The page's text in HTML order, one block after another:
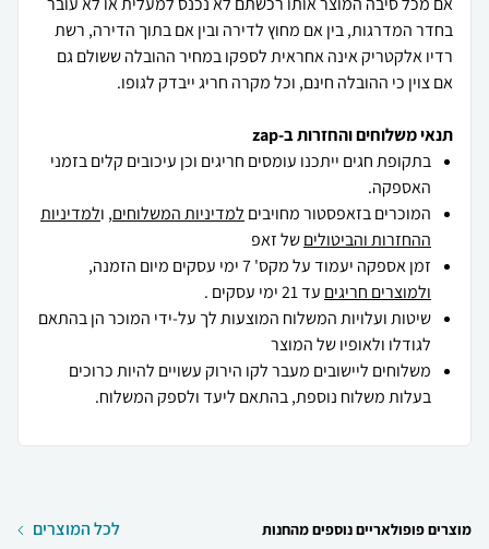
בחדר המדרגות, בין אם מחוץ לדירה ובין אם בתוך הדירה, רשת
רדיו אלקטריק אינה אחראית לספקו במחיר ההובלה ששולם גם
אם צוין כי ההובלה חינם, וכל מקרה חריג ייבדק לגופו.
תנאי משלוחים והחזרות ב-zap
בתקופת חגים ייתכנו עומסים חריגים וכן עיכובים קלים בזמני
האספקה.
המוכרים בזאפסטור מחויבים למדיניות המשלוחים, ולמדיניות
ההחזרות והביטוליםשל זאפ
זמן אספקה יעמוד על מקס' 7 ימי עסקים מיום הזמנה,
ולמוצרים חריגים עד 21 ימי עסקים .
שיטות ועלויות המשלוח המוצעות לך על-ידי המוכר הן בהתאם
לגודלו ולאופיו של המוצר
משלוחים ליישובים מעבר לקו הירוק עשויים להיות כרוכים
בעלות משלוח נוספת, בהתאם ליעד ולספק המשלוח.
מוצרים פופולאריים נוספים מהחנות לכל המוצרים